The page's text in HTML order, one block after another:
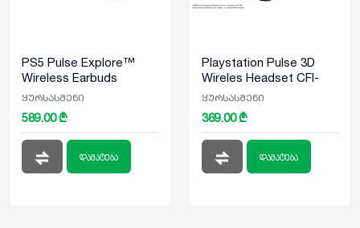
PS5 Pulse Explore™
Wireless Earbuds
ყურსასმენი
589.00 ₾
დამატება
Playstation Pulse 3D
Wireles Headset CFI-
ZWH1
ყურსასმენი
369.00 ₾
დამატება